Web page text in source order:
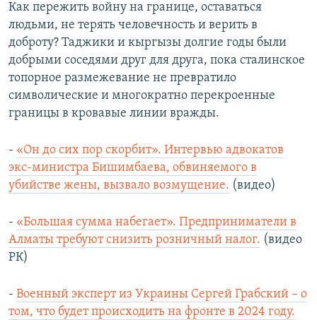
Как пережить войну на границе, оставаться
людьми, не терять человечность и верить в
доброту? Таджики и кыргызы долгие годы были
добрыми соседями друг для друга, пока сталинское
топорное размежевание не превратило
символические и многократно перекроенные
границы в кровавые линии вражды.
- «Он до сих пор скорбит». Интервью адвокатов
экс-министра Бишимбаева, обвиняемого в
убийстве жены, вызвало возмущение. (видео)
- «Большая сумма набегает». Предприниматели в
Алматы требуют снизить розничный налог. (видео
РК)
- Военный эксперт из Украины Сергей Грабский – о
том, что будет происходить на фронте в 2024 году.